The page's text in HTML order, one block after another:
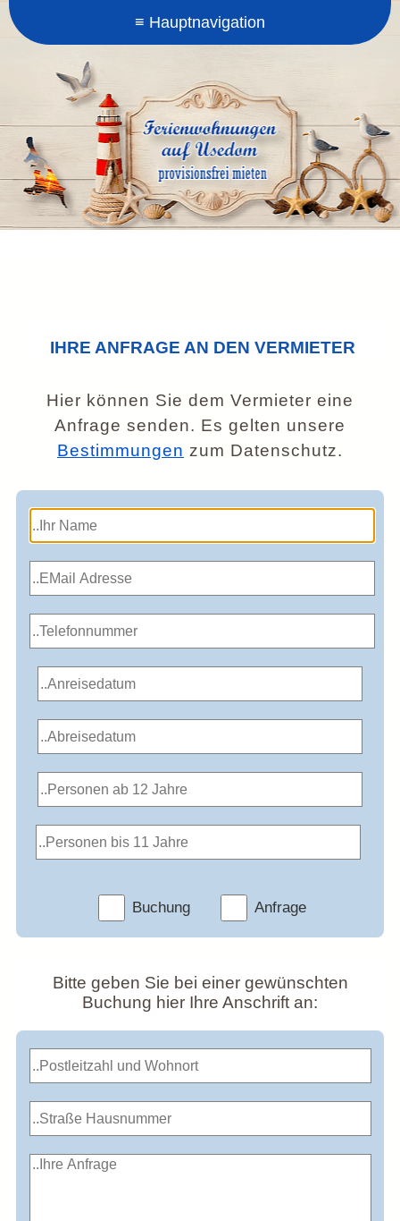
IHRE ANFRAGE AN DEN VERMIETER
Hier können Sie dem Vermieter eine
Anfrage senden. Es gelten unsere
Bestimmungen zum Datenschutz.
Buchung Anfrage
Bitte geben Sie bei einer gewünschten
Buchung hier Ihre Anschrift an: